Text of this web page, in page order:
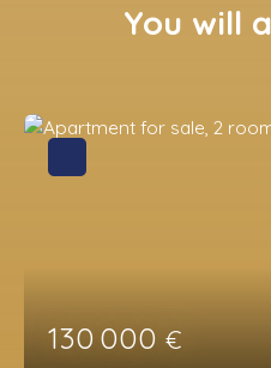
You will
130 000 €